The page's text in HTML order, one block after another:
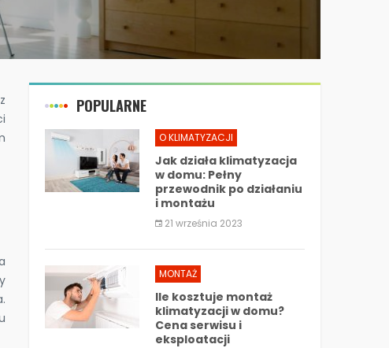
POPULARNE
O KLIMATYZACJI
Jak działa klimatyzacja
w domu: Pełny
przewodnik po działaniu
i montażu
21 września 2023
MONTAŻ
Ile kosztuje montaż
klimatyzacji w domu?
Cena serwisu i
eksploatacji